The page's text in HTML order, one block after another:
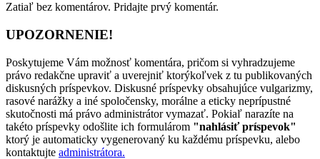
Zatiaľ bez komentárov. Pridajte prvý komentár.
UPOZORNENIE!
Poskytujeme Vám možnosť komentára, pričom si vyhradzujeme
právo redakčne upraviť a uverejniť ktorýkoľvek z tu publikovaných
diskusných príspevkov. Diskusné príspevky obsahujúce vulgarizmy,
rasové narážky a iné spoločensky, morálne a eticky neprípustné
skutočnosti má právo administrátor vymazať. Pokiaľ narazíte na
takéto príspevky odošlite ich formulárom "nahlásiť príspevok"
ktorý je automaticky vygenerovaný ku každému príspevku, alebo
kontaktujte administrátora.